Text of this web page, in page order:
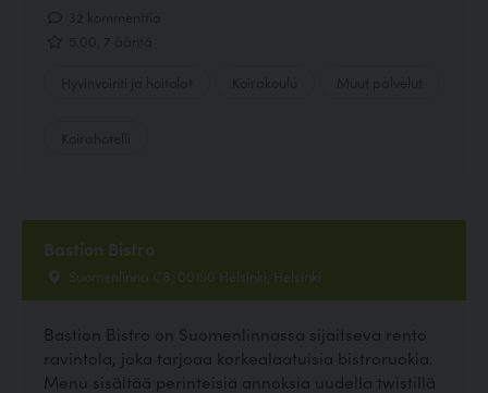
Bastion Bistro
Suomenlinna C8, 00190 Helsinki, Helsinki
Bastion Bistro on Suomenlinnassa sijaitseva rento
ravintola, joka tarjoaa korkealaatuisia bistroruokia.
Menu sisältää perinteisiä annoksia uudella twistillä